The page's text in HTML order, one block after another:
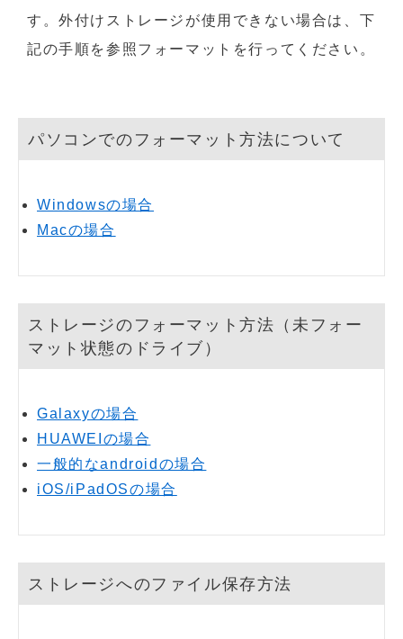
す。外付けストレージが使用できない場合は、下
記の手順を参照フォーマットを行ってください。
パソコンでのフォーマット方法について
Windowsの場合
Macの場合
ストレージのフォーマット方法（未フォー
マット状態のドライブ）
Galaxyの場合
HUAWEIの場合
一般的なandroidの場合
iOS/iPadOSの場合
ストレージへのファイル保存方法